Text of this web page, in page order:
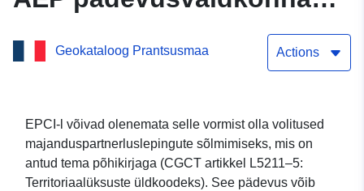
departemangus
Geokataloog Prantsusmaa Actions
EPCI-l võivad olenemata selle vormist olla volitused
majanduspartnerluslepingute sõlmimiseks, mis on
antud tema põhikirjaga (CGCT artikkel L5211–5:
Territoriaalüksuste üldkoodeks). See pädevus võib